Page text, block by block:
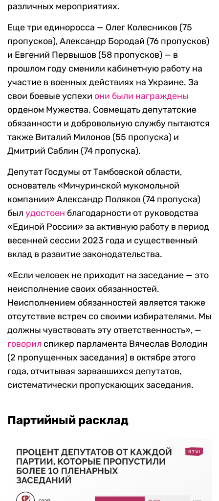
различных мероприятиях.
Еще три единоросса — Олег Колесников (75
пропусков), Александр Бородай (76 пропусков)
и Евгений Первышов (58 пропусков) — в
прошлом году сменили кабинетную работу на
участие в военных действиях на Украине. За
свои боевые успехи они были награждены
орденом Мужества. Совмещать депутатские
обязанности и добровольную службу пытаются
также Виталий Милонов (55 пропуска) и
Дмитрий Саблин (74 пропуска).
Депутат Госдумы от Тамбовской области,
основатель «Мичуринской мукомольной
компании» Александр Поляков (74 пропуска)
был удостоен благодарности от руководства
«Единой России» за активную работу в период
весенней сессии 2023 года и существенный
вклад в развитие законодательства.
«Если человек не приходит на заседание — это
неисполнение своих обязанностей.
Неисполнением обязанностей является также
отсутствие встреч со своими избирателями. Мы
должны чувствовать эту ответственность», —
говорил спикер парламента Вячеслав Володин
(2 пропущенных заседания) в октябре этого
года, отчитывая зарвавшихся депутатов,
систематически пропускающих заседания.
Партийный расклад